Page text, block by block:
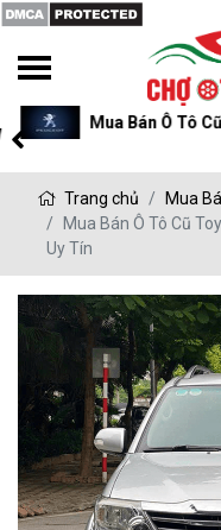
Mua Bán Ô Tô
Trang chủ
Mua
Mua Bán Ô Tô Cũ
Uy Tín